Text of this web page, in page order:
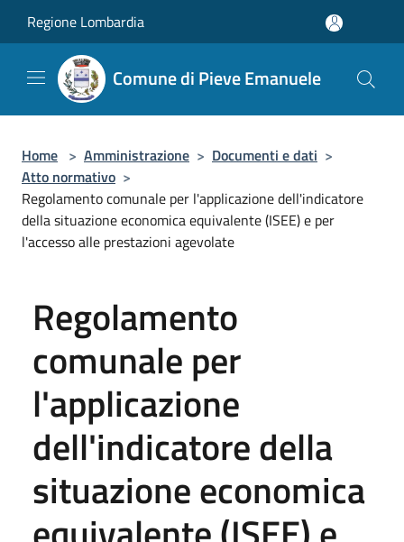
Regione Lombardia
Comune di Pieve Emanuele
Home > Amministrazione > Documenti e dati >
Atto normativo >
Regolamento comunale per l'applicazione dell'indicatore
della situazione economica equivalente (ISEE) e per
l'accesso alle prestazioni agevolate
Regolamento
comunale per
l'applicazione
dell'indicatore della
situazione economica